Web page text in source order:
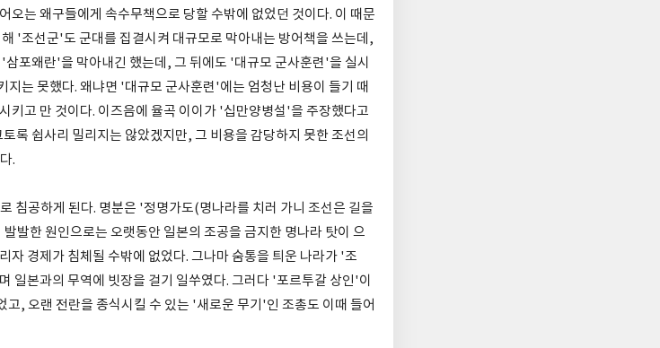
는 왜구들에게 속수무책으로 당할 수밖에 없었던 것이다. 이 때문
'조선군'도 군대를 집결시켜 대규모로 막아내는 방어책을 쓰는데,
포왜란'을 막아내긴 했는데, 그 뒤에도 '대규모 군사훈련'을 실시
는 못했다. 왜냐면 '대규모 군사훈련'에는 엄청난 비용이 들기 때
키고 만 것이다. 이즈음에 율곡 이이가 '십만양병설'을 주장했다고
록 쉽사리 밀리지는 않았겠지만, 그 비용을 감당하지 못한 조선의
.
침공하게 된다. 명분은 '정명가도(명나라를 치러 가니 조선은 길을
발한 원인으로는 오랫동안 일본의 조공을 금지한 명나라 탓이 으
경제가 침체될 수밖에 없었다. 그나마 숨통을 틔운 나라가 '조
일본과의 무역에 빗장을 걸기 일쑤였다. 그러다 '포르투갈 상인'이
, 오랜 전란을 종식시킬 수 있는 '새로운 무기'인 조총도 이때 들어